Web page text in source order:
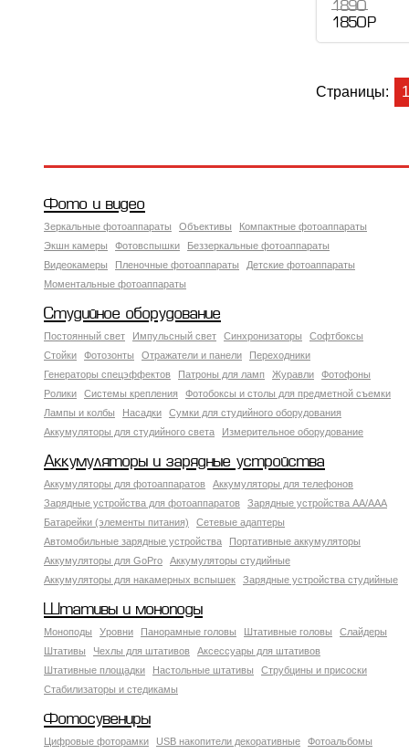
1 890
1 850 Р
Страницы: 1
Фото и видео
Зеркальные фотоаппараты Объективы
Компактные фотоаппараты
Экшн камеры
Фотовспышки
Беззеркальные фотоаппараты
Видеокамеры
Пленочные фотоаппараты
Детские фотоаппараты
Моментальные фотоаппараты
Студийное оборудование
Постоянный свет Импульсный свет Синхронизаторы
Софтбоксы
Стойки
Фотозонты Отражатели и панели
Переходники
Генераторы спецэффектов
Патроны для ламп Журавли
Фотофоны
Ролики
Системы крепления
Фотобоксы и столы для предметной съемки
Лампы и колбы
Насадки
Сумки для студийного оборудования
Аккумуляторы для студийного света
Измерительное оборудование
Аккумуляторы и зарядные устройства
Аккумуляторы для фотоаппаратов
Аккумуляторы для телефонов
Зарядные устройства для фотоаппаратов
Зарядные устройства AA/AAA
Батарейки (элементы питания)
Сетевые адаптеры
Автомобильные зарядные устройства
Портативные аккумуляторы
Аккумуляторы для GoPro
Аккумуляторы студийные
Аккумуляторы для накамерных вспышек
Зарядные устройства студийные
Штативы и моноподы
Моноподы Уровни Панорамные головы Штативные головы
Слайдеры
Штативы
Чехлы для штативов
Аксессуары для штативов
Штативные площадки
Настольные штативы
Струбцины и присоски
Стабилизаторы и стедикамы
Фотосувениры
Цифровые фоторамки USB накопители декоративные
Фотоальбомы